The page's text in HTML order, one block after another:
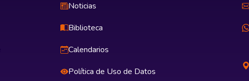
Noticias
Biblioteca
Calendarios
Política de Uso de Datos